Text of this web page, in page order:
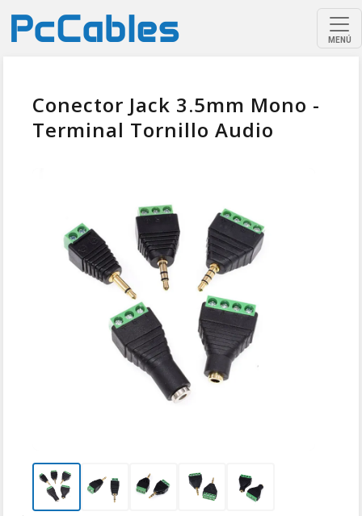
MENÚ
Conector Jack 3.5mm Mono -
Terminal Tornillo Audio